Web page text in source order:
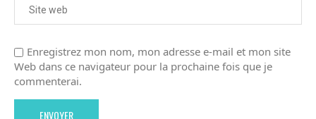
Enregistrez mon nom, mon adresse e-mail et mon site
Web dans ce navigateur pour la prochaine fois que je
commenterai.